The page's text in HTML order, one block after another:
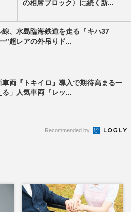
の相席ブロック〉に続く新...
線、水島臨海鉄道を走る『キハ37
”超レアの外吊りド...
両『トキイロ』導入で期待高まる一
」人気車両『レッ...
Recommended by